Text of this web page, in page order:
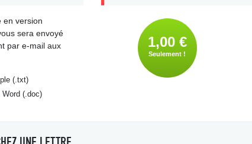
en version
sera envoyé
par e-mail aux
(.txt)
Word (.doc)
1,00 €
Seulement !